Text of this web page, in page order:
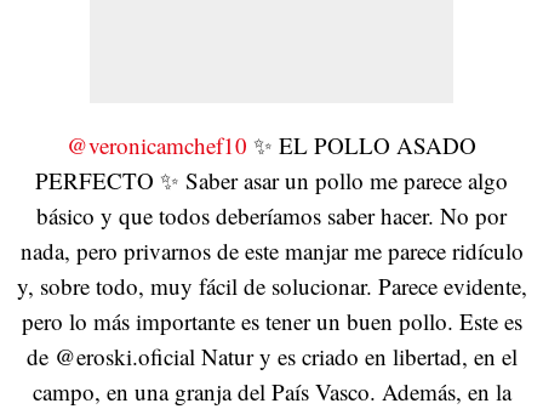
@veronicamchef10 ✨ EL POLLO ASADO
PERFECTO ✨ Saber asar un pollo me parece algo
básico y que todos deberíamos saber hacer. No por
nada, pero privarnos de este manjar me parece ridículo
y, sobre todo, muy fácil de solucionar. Parece evidente,
pero lo más importante es tener un buen pollo. Este es
de @eroski.oficial Natur y es criado en libertad, en el
campo, en una granja del País Vasco. Además, en la